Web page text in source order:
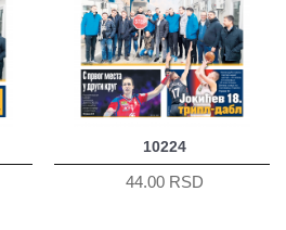
10224
44.00 RSD